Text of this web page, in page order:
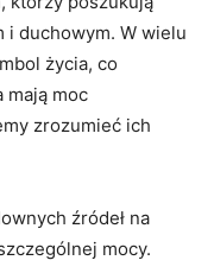
i duchowym. W wielu
życia, co
mają ⁣moc
zrozumieć⁤ ich
źródeł na
mocy.